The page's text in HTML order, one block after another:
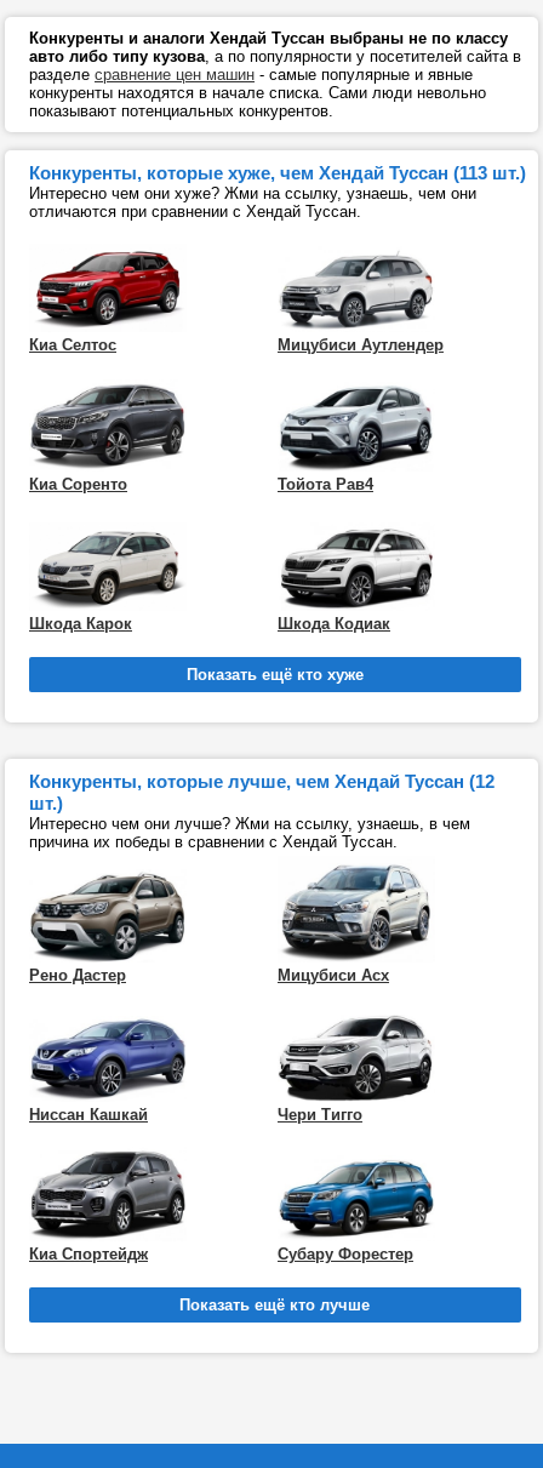
Конкуренты и аналоги Хендай Туссан выбраны не по классу
авто либо типу кузова, а по популярности у посетителей сайта в
разделе сравнение цен машин - самые популярные и явные
конкуренты находятся в начале списка. Сами люди невольно
показывают потенциальных конкурентов.
Конкуренты, которые хуже, чем Хендай Туссан (113 шт.)
Интересно чем они хуже? Жми на ссылку, узнаешь, чем они
отличаются при сравнении с Хендай Туссан.
Киа Селтос Мицубиси Аутлендер
Киа Соренто Тойота Рав4
Шкода Карок Шкода Кодиак
Конкуренты, которые лучше, чем Хендай Туссан (12
шт.)
Интересно чем они лучше? Жми на ссылку, узнаешь, в чем
причина их победы в сравнении с Хендай Туссан.
Рено Дастер Мицубиси Асх
Ниссан Кашкай Чери Тигго
Киа Спортейдж Субару Форестер